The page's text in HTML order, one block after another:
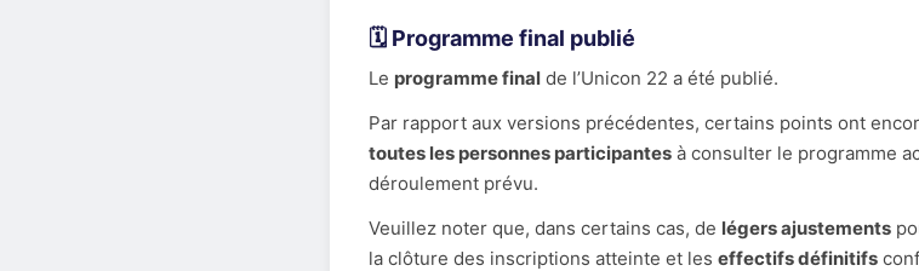
🗓️ Programme final publié
Le programme final de l’Unicon 22 a été publié.
Par rapport aux versions précédentes, certains points ont
toutes les personnes participantes à consulter le programme
déroulement prévu.
Veuillez noter que, dans certains cas, de légers ajustements
la clôture des inscriptions atteinte et les effectifs définitifs